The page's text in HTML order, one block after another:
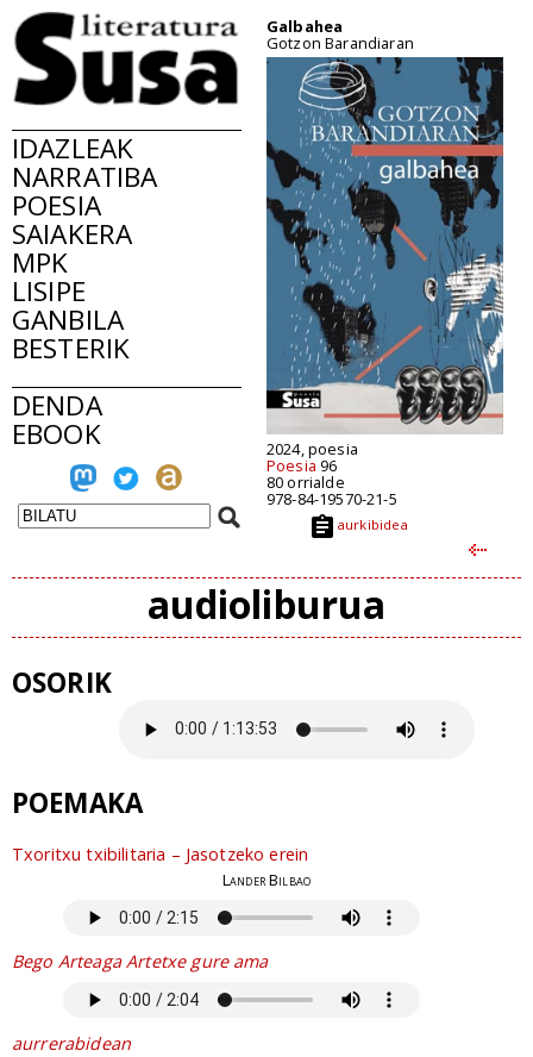
IDAZLEAK
NARRATIBA
POESIA
SAIAKERA
MPK
LISIPE
GANBILA
BESTERIK
DENDA
EBOOK
Galbahea
Gotzon Barandiaran
2024, poesia
Poesia 96
80 orrialde
978-84-19570-21-5
aurkibidea
audioliburua
OSORIK
POEMAKA
Txoritxu txibilitaria – Jasotzeko erein
Lander Bilbao
Bego Arteaga Artetxe gure ama
aurrerabidean